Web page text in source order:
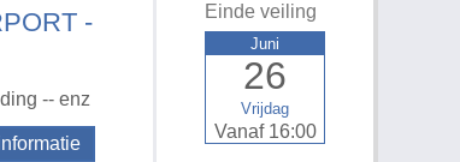
-
-- enz
Einde veiling
Vrijdag
26
Juni
Vanaf 16:00